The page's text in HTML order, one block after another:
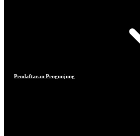
Pendaftaran Pengunjung